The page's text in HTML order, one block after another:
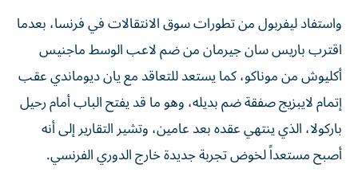
واستفاد ليفربول من تطورات سوق الانتقالات في فرنسا، بعدما
اقترب باريس سان جيرمان من ضم لاعب الوسط ماجنيس
أكليوش من موناكو، كما يستعد للتعاقد مع يان ديوماندي عقب
إتمام لايبزيج صفقة ضم بديله، وهو ما قد يفتح الباب أمام رحيل
باركولا، الذي ينتهي عقده بعد عامين، وتشير التقارير إلى أنه
أصبح مستعداً لخوض تجربة جديدة خارج الدوري الفرنسي.